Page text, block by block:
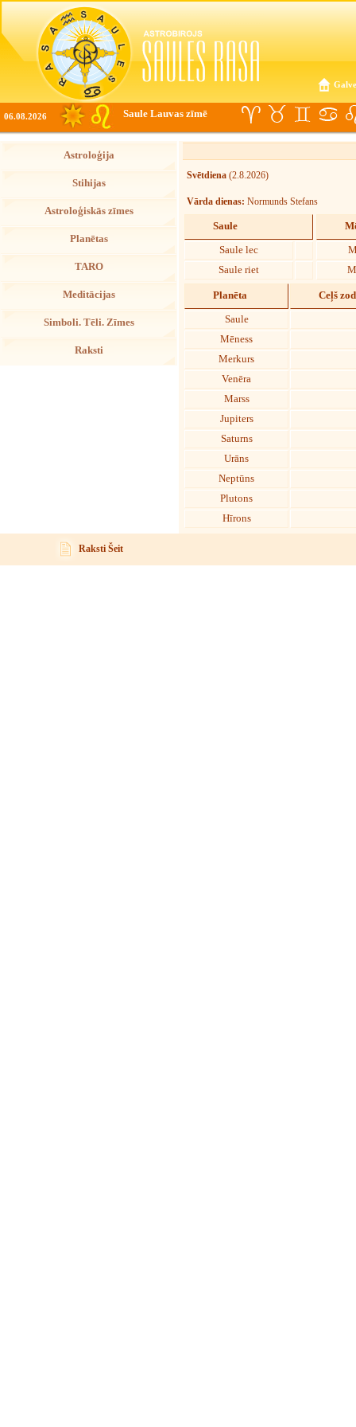
06.08.2026 Saule Lauvas zīmē
Astroloģija
Stihijas
Astroloģiskās zīmes
Planētas
TARO
Meditācijas
Simboli. Tēli. Zīmes
Raksti
Svētdiena (2.8.2026)
Vārda dienas: Normunds Stefans
Saule
Saule lec
Saule riet
Planēta Ceļš
Saule
Mēness
Merkurs
Venēra
Marss
Jupiters
Saturns
Urāns
Neptūns
Plutons
Hīrons
Raksti Šeit